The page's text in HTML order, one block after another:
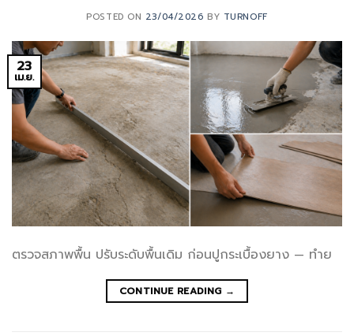
POSTED ON 23/04/2026 BY TURNOFF
23
เม.ย.
ตรวจสภาพพื้น ปรับระดับพื้นเดิม ก่อนปูกระเบื้องยาง — ทำย
CONTINUE READING →